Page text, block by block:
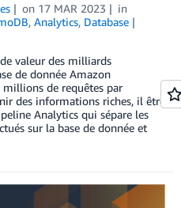
on 17 MAR 2023
in
, Analytics, Database
valeur des milliards
de donnée Amazon
millions de requêtes par
des informations riches, il être
Analytics qui sépare les
sur la base de donnée et